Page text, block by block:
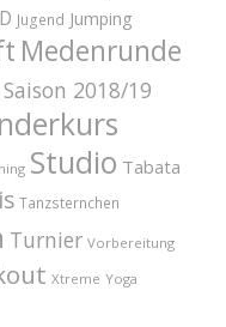
Jugend Jumping
Medenrunde
Saison 2018/19
Studio Tabata
Tanzsternchen
Turnier Vorbereitung
Xtreme Yoga